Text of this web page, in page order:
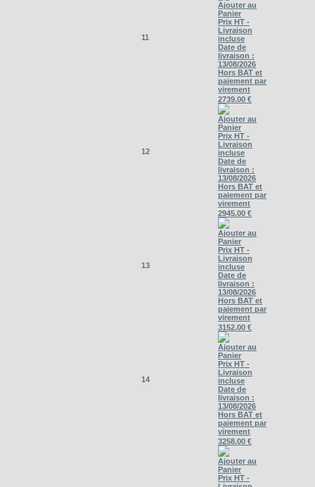
11
Ajouter au
Panier
Prix HT -
Livraison
incluse
Date de
livraison :
13/08/2026
Hors BAT et
paiement par
virement
12
2739.00 €
Ajouter au
Panier
Prix HT -
Livraison
incluse
Date de
livraison :
13/08/2026
Hors BAT et
paiement par
virement
13
2945.00 €
Ajouter au
Panier
Prix HT -
Livraison
incluse
Date de
livraison :
13/08/2026
Hors BAT et
paiement par
virement
14
3152.00 €
Ajouter au
Panier
Prix HT -
Livraison
incluse
Date de
livraison :
13/08/2026
Hors BAT et
paiement par
virement
3258.00 €
Ajouter au
Panier
Prix HT -